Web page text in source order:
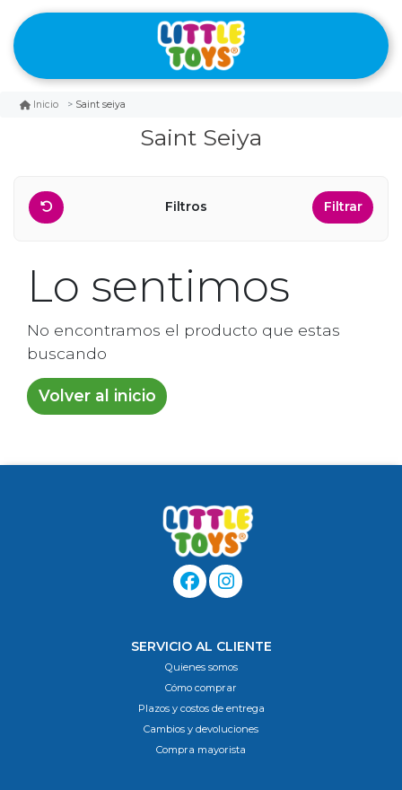
Inicio Saint seiya
Saint Seiya
Filtros Filtrar
Lo sentimos
No encontramos el producto que estas
buscando
Volver al inicio
SERVICIO AL CLIENTE
Quienes somos
Cómo comprar
Plazos y costos de entrega
Cambios y devoluciones
Compra mayorista